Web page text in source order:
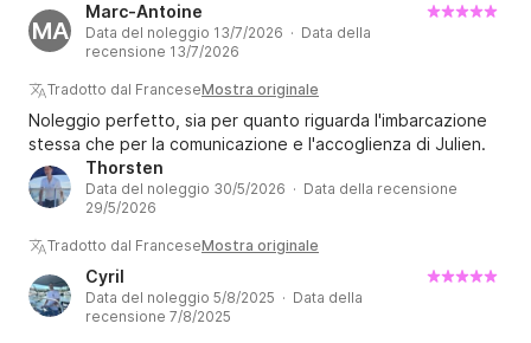
⛽️ Carburante non incluso. Fornisco l'imbarcazione
con il serbatoio pieno; vi preghiamo di restituirla con il
? Per evitarvi manovre scomode, mi occupo
personalmente di portare l'imbarcazione dentro e
fuori dal porto.
⏰ Orari flessibili per soddisfare le vostre esigenze.
Non esitate a contattarmi per qualsiasi domanda o
per organizzare la vostra escursione. Sarò lieto di
MA
Marc-Antoine
Data del noleggio 13/7/2026 · Data della
recensione 13/7/2026
Tradotto dal FranceseMostra originale
Noleggio perfetto, sia per quanto riguarda l'imbarcazione
stessa che per la comunicazione e l'accoglienza di Julien.
Thorsten
Data del noleggio 30/5/2026 · Data della recensione
29/5/2026
Tradotto dal FranceseMostra originale
Cyril
Data del noleggio 5/8/2025 · Data della
recensione 7/8/2025